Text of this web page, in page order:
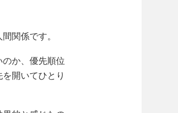
関係です。
か、優先順位
開いてひとり